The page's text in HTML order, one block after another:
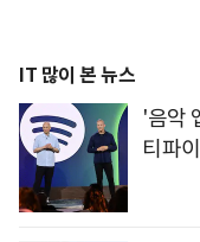
IT 많이 본 뉴스
'음악
티파